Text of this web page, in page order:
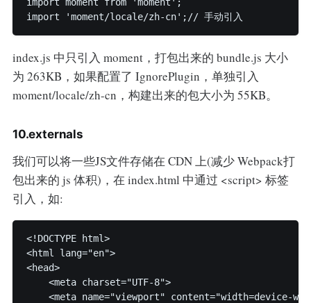
import 'moment/locale/zh-cn';// 手动引入
index.js 中只引入 moment，打包出来的 bundle.js 大小
为 263KB，如果配置了 IgnorePlugin，单独引入
moment/locale/zh-cn，构建出来的包大小为 55KB。
10.externals
我们可以将一些JS文件存储在 CDN 上(减少 Webpack打
包出来的 js 体积)，在 index.html 中通过 <script> 标签
引入，如:
<!DOCTYPE html>
<html lang="en">
<head>
<meta charset="UTF-8">
<meta name="viewport" content="width=device-